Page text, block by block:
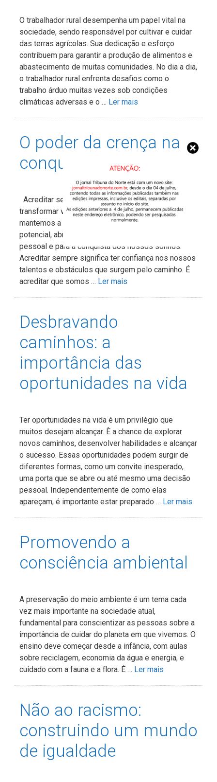
O trabalhador rural desempenha um papel vital na
sociedade, sendo responsável por cultivar e cuidar
das terras agrícolas. Sua dedicação e esforço
contribuem para garantir a produção de alimentos e
abastecimento de muitas comunidades. No dia a dia,
o trabalhador rural enfrenta desafios como o
trabalho árduo muitas vezes sob condições
climáticas adversas e o … Ler mais
O poder da crença na
conquista dos sonhos
Acreditar sempre é uma atitude que pode
transformar vidas e moldar destinos. Quando
mantemos a crença em nós mesmos e no nosso
potencial, abrimos portas para o crescimento
pessoal e para a conquista dos nossos sonhos.
Acreditar sempre significa ter confiança nos nossos
talentos e obstáculos que surgem pelo caminho. É
acreditar que somos … Ler mais
Desbravando
caminhos: a
importância das
oportunidades na vida
Ter oportunidades na vida é um privilégio que
muitos desejam alcançar. È a chance de explorar
novos caminhos, desenvolver habilidades e alcançar
o sucesso. Essas oportunidades podem surgir de
diferentes formas, como um convite inesperado,
uma porta que se abre ou até mesmo uma decisão
pessoal. Independentemente de como elas
apareçam, é importante estar preparado … Ler mais
Promovendo a
consciência ambiental
A preservação do meio ambiente é um tema cada
vez mais importante na sociedade atual,
fundamental para conscientizar as pessoas sobre a
importância de cuidar do planeta em que vivemos. O
ensino deve começar desde a infância, com aulas
sobre reciclagem, economia da água e energia, e
cuidado com a fauna e a flora. É … Ler mais
Não ao racismo:
construindo um mundo
de igualdade